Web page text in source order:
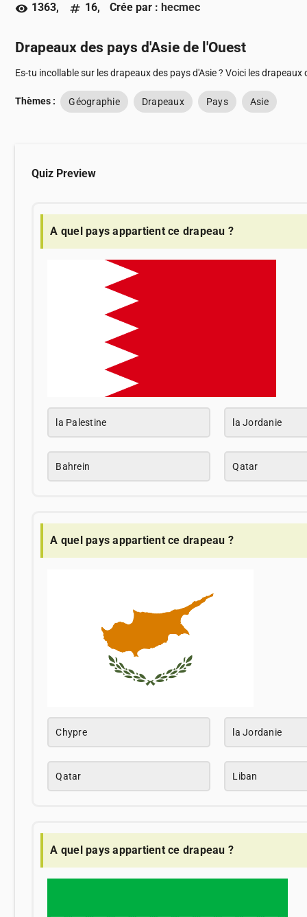
visibility 1363, numbers 16, Crée par : hecmec
Drapeaux des pays d'Asie de l'Ouest
Es-tu incollable sur les drapeaux des pays d'Asie ? Voici les drapeaux
Thèmes : Géographie Drapeaux Pays Asie
Quiz Preview
A quel pays appartient ce drapeau ?
la Palestine la Jordanie
Bahrein Qatar
A quel pays appartient ce drapeau ?
Chypre la Jordanie
Qatar Liban
A quel pays appartient ce drapeau ?